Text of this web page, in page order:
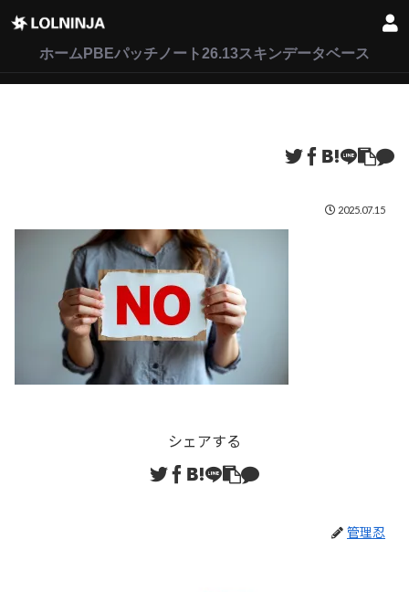
ホーム PBEパッチノート26.13スキンデータベース
2025.07.15
シェアする
管理忍